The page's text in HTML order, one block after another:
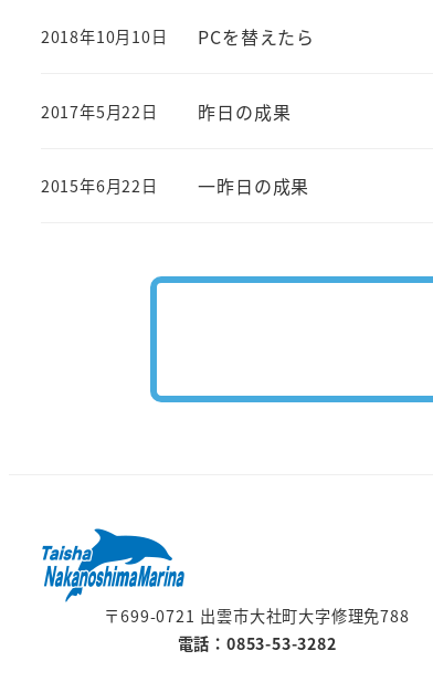
PCを替えたら
投稿日
2018年10月10日
昨日の成果
投稿日
2017年5月22日
一昨日の成果
投稿日
2015年6月22日
〒699-0721 出雲市大社町大字修理免788
電話：0853-53-3282